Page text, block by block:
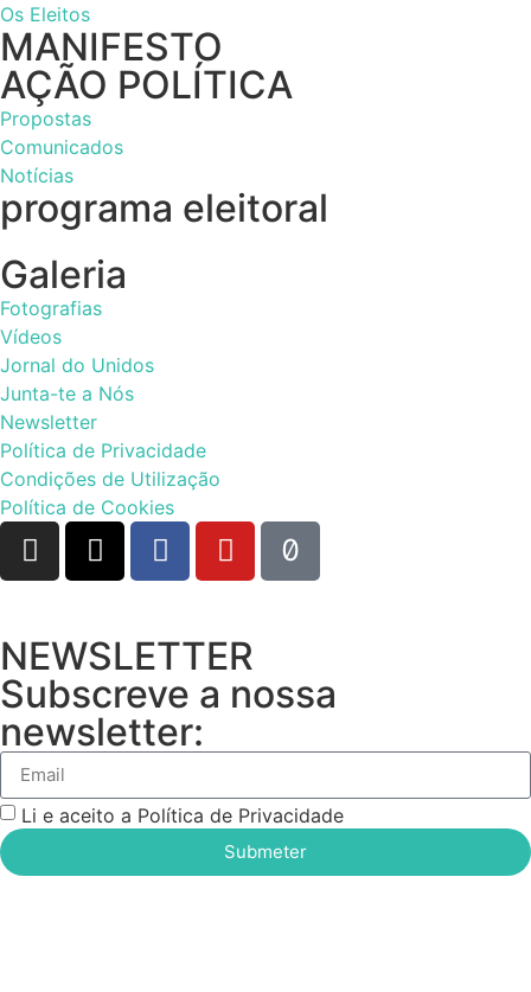
Os Eleitos
MANIFESTO
AÇÃO POLÍTICA
Propostas
Comunicados
Notícias
programa eleitoral
Galeria
Fotografias
Vídeos
Jornal do Unidos
Junta-te a Nós
Newsletter
Política de Privacidade
Condições de Utilização
Política de Cookies
NEWSLETTER
Subscreve a nossa
newsletter:
Li e aceito a Política de Privacidade
Submeter